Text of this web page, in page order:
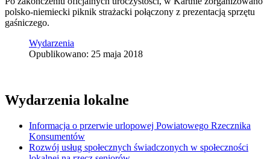
polsko-niemiecki piknik strażacki połączony z prezentacją sprzętu
gaśniczego.
Wydarzenia
Opublikowano: 25 maja 2018
Wydarzenia lokalne
Informacja o przerwie urlopowej Powiatowego Rzecznika
Konsumentów
Rozwój usług społecznych świadczonych w społeczności